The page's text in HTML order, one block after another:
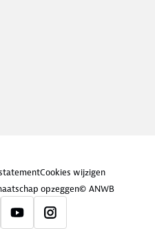
Cookies wijzigen
opzeggen© ANWB